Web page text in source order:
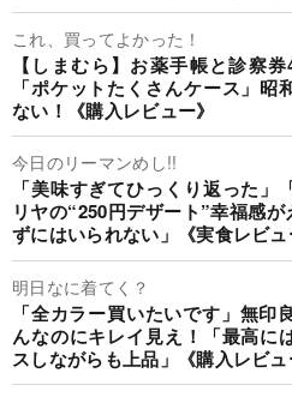
これ、買ってよかった！
【しまむら】お薬手帳と診察
「ポケットたくさんケース」
ない！《購入レビュー》
今日のリーマンめし!!
「美味すぎてひっくり返った
リヤの“250円デザート”幸福感
ずにはいられない」《実食レビュ
明日なに着てく？
「全カラー買いたいです」無
んなのにキレイ見え！「最高に
スしながらも上品」《購入レビュ